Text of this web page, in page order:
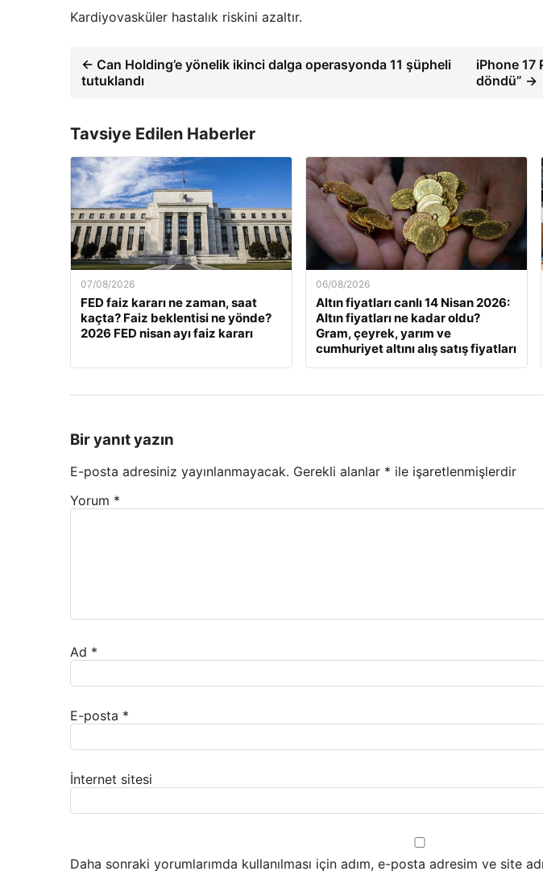
Kardiyovasküler hastalık riskini azaltır.
← Can Holding’e yönelik ikinci dalga operasyonda 11 şüpheli
tutuklandı
iPhone 17
döndü” →
Tavsiye Edilen Haberler
07/08/2026
FED faiz kararı ne zaman, saat
kaçta? Faiz beklentisi ne yönde?
2026 FED nisan ayı faiz kararı
06/08/2026
Altın fiyatları canlı 14 Nisan 2026:
Altın fiyatları ne kadar oldu?
Gram, çeyrek, yarım ve
cumhuriyet altını alış satış fiyatları
Bir yanıt yazın
E-posta adresiniz yayınlanmayacak. Gerekli alanlar * ile işaretlenmişlerdir
Yorum *
Ad *
E-posta *
İnternet sitesi
Daha sonraki yorumlarımda kullanılması için adım, e-posta adresim ve site